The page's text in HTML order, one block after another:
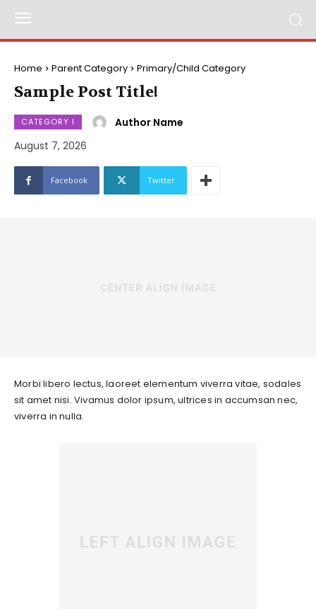
Home Parent Category Primary/Child Category
Sample Post Title!
CATEGORY I
Author Name
August 7, 2026
Facebook Twitter
Morbi libero lectus, laoreet elementum viverra vitae, sodales
sit amet nisi. Vivamus dolor ipsum, ultrices in accumsan nec,
viverra in nulla.